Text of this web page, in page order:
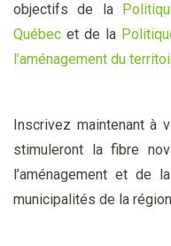
objectifs de la
Québec et de la
l’aménagement du
Inscrivez maintenant à
stimuleront la fibre
l’aménagement et
municipalités de la